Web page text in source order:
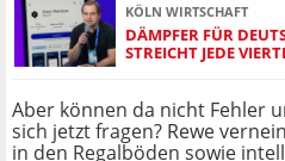
KÖLN WIRTSCHAFT
DÄMPFER FÜR
STREICHT JEDE
Aber können da nicht Fehler
sich jetzt fragen? Rewe
in den Regalböden sowie